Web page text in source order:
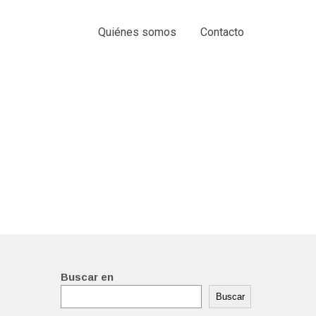
Quiénes somos Contacto
Buscar en
Buscar